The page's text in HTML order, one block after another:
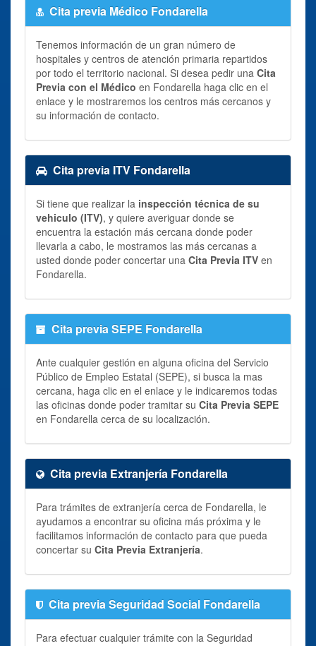
Cita previa Médico Fondarella
Tenemos información de un gran número de
hospitales y centros de atención primaria repartidos
por todo el territorio nacional. Si desea pedir una Cita
Previa con el Médico en Fondarella haga clic en el
enlace y le mostraremos los centros más cercanos y
su información de contacto.
Cita previa ITV Fondarella
Si tiene que realizar la inspección técnica de su
vehiculo (ITV), y quiere averiguar donde se
encuentra la estación más cercana donde poder
llevarla a cabo, le mostramos las más cercanas a
usted donde poder concertar una Cita Previa ITV en
Fondarella.
Cita previa SEPE Fondarella
Ante cualquier gestión en alguna oficina del Servicio
Público de Empleo Estatal (SEPE), si busca la mas
cercana, haga clic en el enlace y le indicaremos todas
las oficinas donde poder tramitar su Cita Previa SEPE
en Fondarella cerca de su localización.
Cita previa Extranjería Fondarella
Para trámites de extranjería cerca de Fondarella, le
ayudamos a encontrar su oficina más próxima y le
facilitamos información de contacto para que pueda
concertar su Cita Previa Extranjería.
Cita previa Seguridad Social Fondarella
Para efectuar cualquier trámite con la Seguridad